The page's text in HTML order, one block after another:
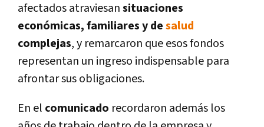
afectados atraviesansituaciones
económicas, familiares y desalud
complejas, y remarcaron que esos fondos
representan un ingreso indispensable para
afrontar sus obligaciones.
En el comunicado recordaron además los